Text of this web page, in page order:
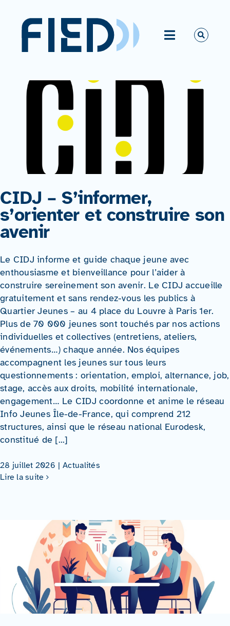
contenu
Toggle
La FIED
Activités
Ressources
Actualités
Formations
CIDJ – S’informer,
s’orienter et construire son
avenir
Le CIDJ informe et guide chaque jeune avec
enthousiasme et bienveillance pour l’aider à
construire sereinement son avenir. Le CIDJ accueille
gratuitement et sans rendez-vous les publics à
Quartier Jeunes – au 4 place du Louvre à Paris 1er.
Plus de 70 000 jeunes sont touchés par nos actions
individuelles et collectives (entretiens, ateliers,
événements…) chaque année. Nos équipes
accompagnent les jeunes sur tous leurs
questionnements : orientation, emploi, alternance, job,
stage, accès aux droits, mobilité internationale,
engagement… Le CIDJ coordonne et anime le réseau
Info Jeunes Île-de-France, qui comprend 212
structures, ainsi que le réseau national Eurodesk,
constitué de [...]
28 juillet 2026 | Actualités
Lire la suite